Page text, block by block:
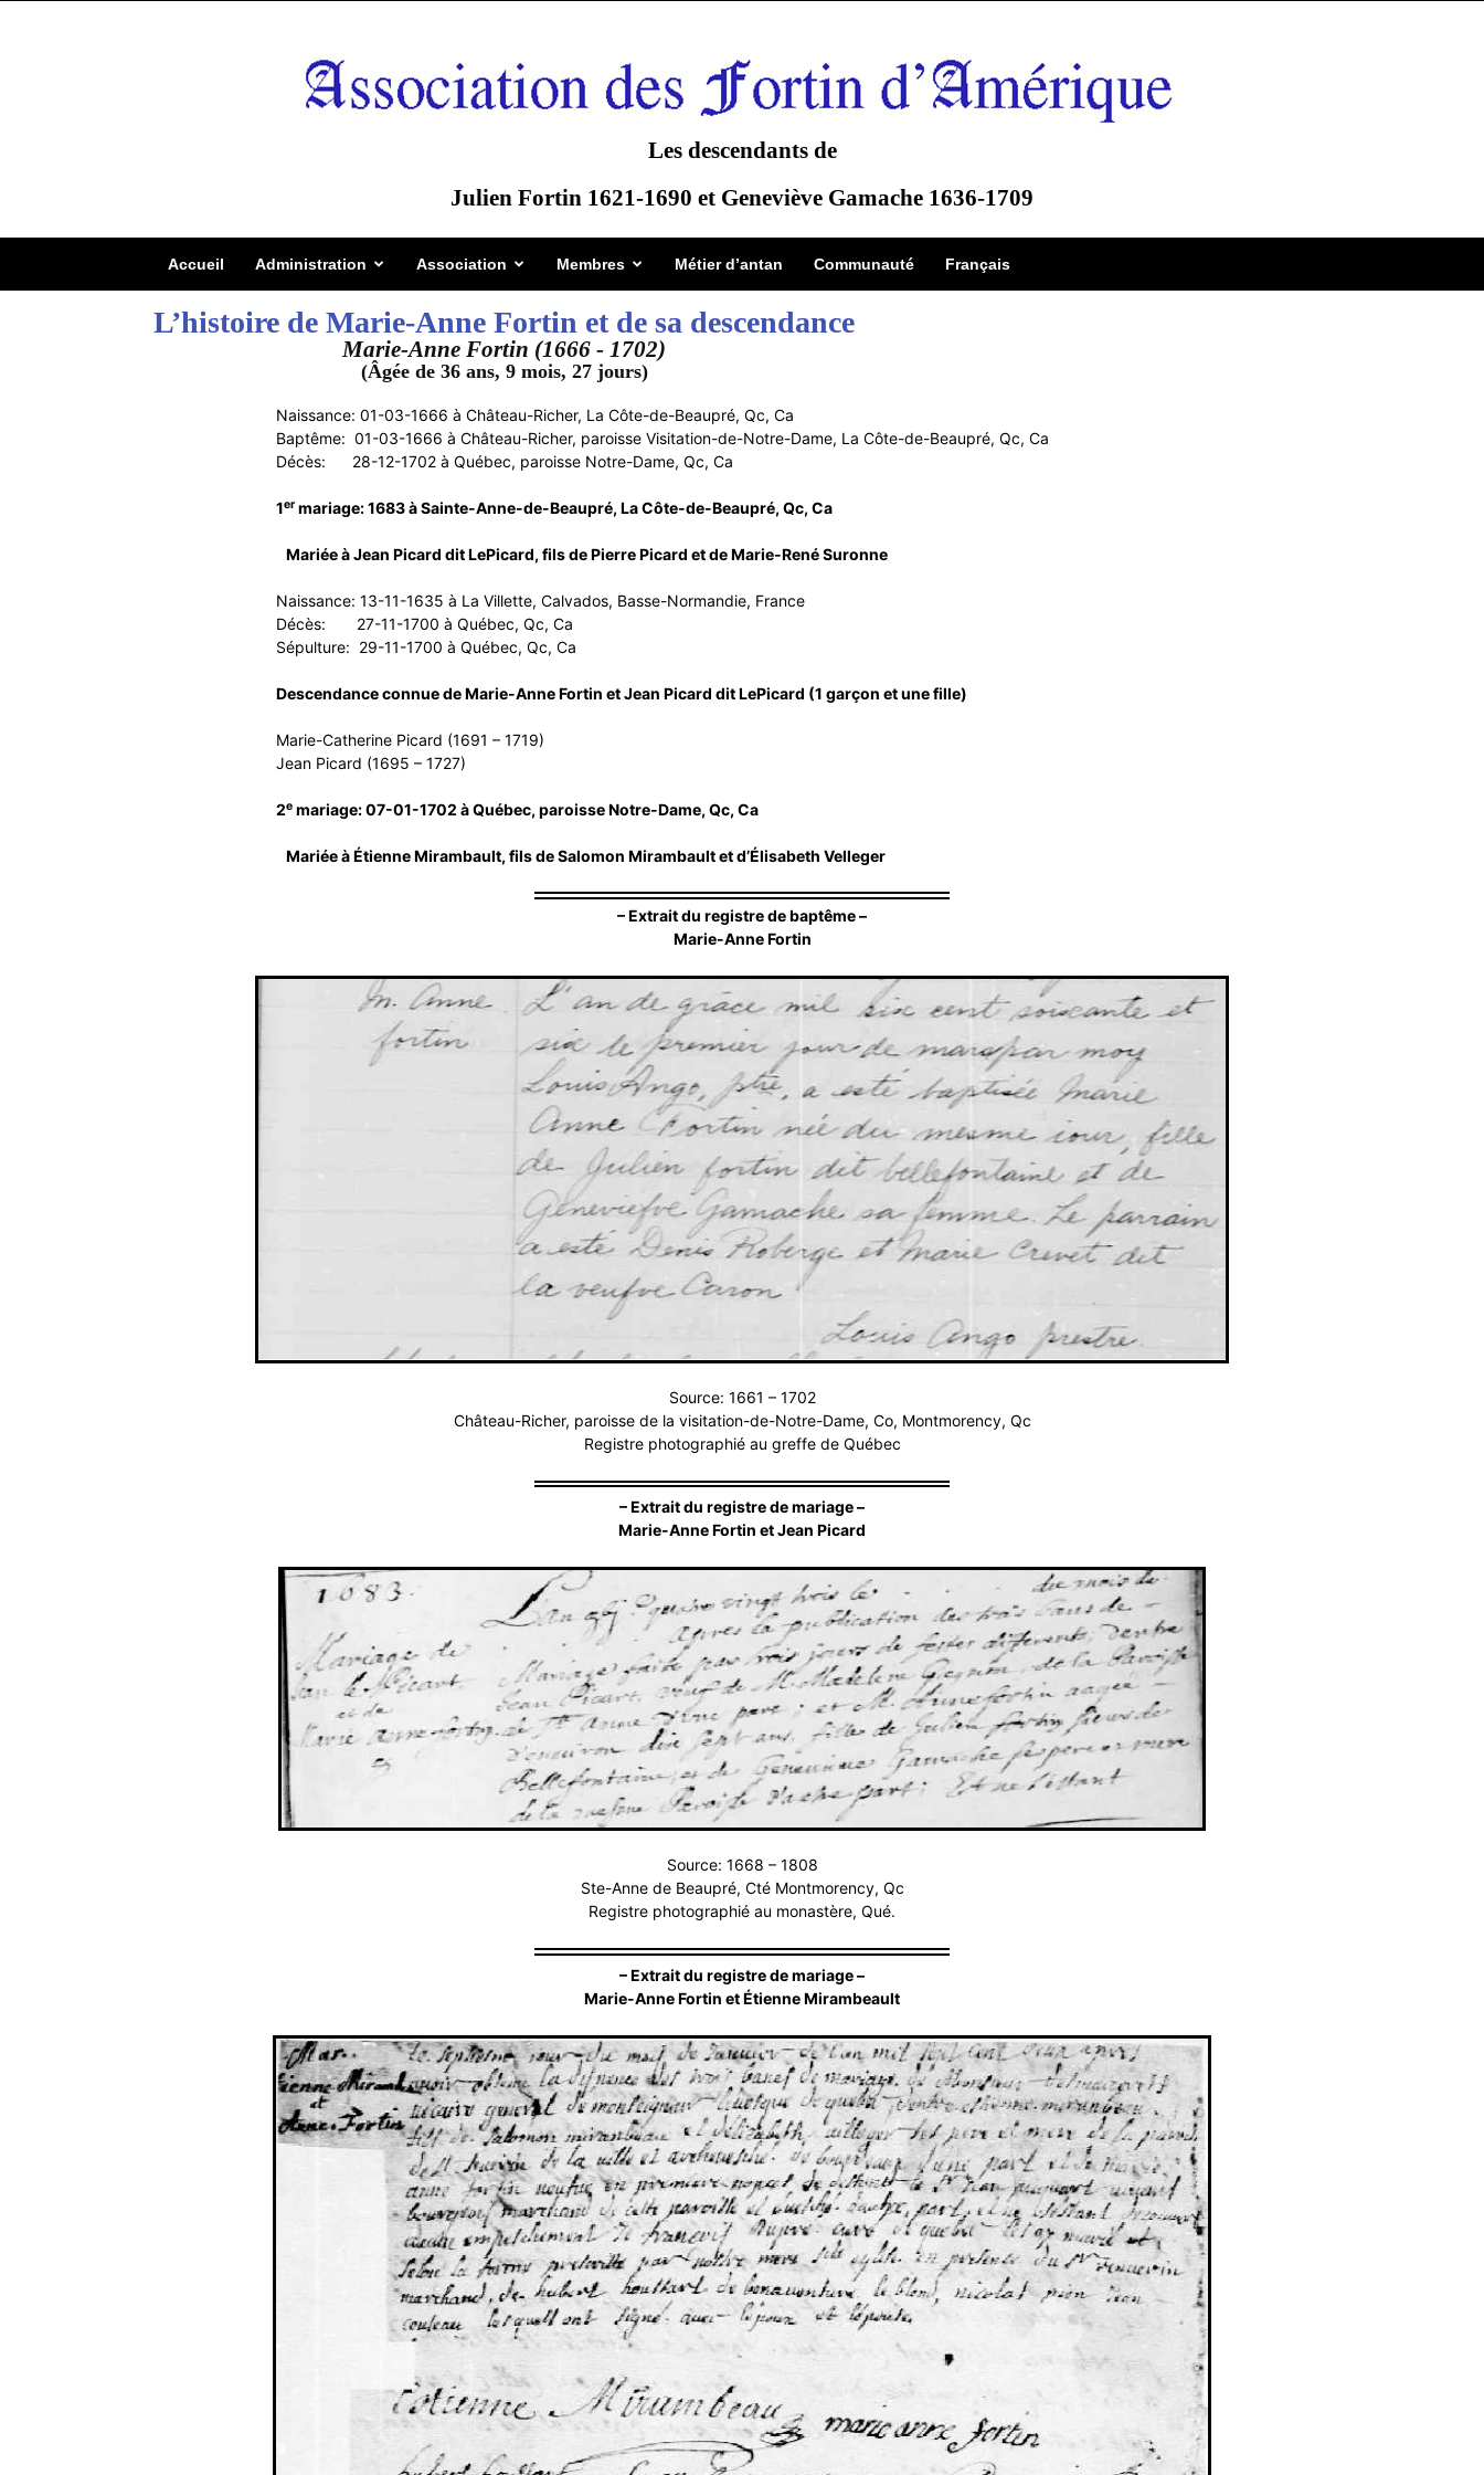
Les descendants de
Julien Fortin 1621-1690 et Geneviève Gamache 1636-1709
Accueil Administration Association Membres Métier d’antan Communauté Français
L’histoire de Marie-Anne Fortin et de sa descendance
Marie-Anne Fortin (1666 - 1702)
(Âgée de 36 ans, 9 mois, 27 jours)
Naissance: 01-03-1666 à Château-Richer, La Côte-de-Beaupré, Qc, Ca
Baptême: 01-03-1666 à Château-Richer, paroisse Visitation-de-Notre-Dame, La Côte-de-Beaupré, Qc, Ca
Décès: 28-12-1702 à Québec, paroisse Notre-Dame, Qc, Ca
1ermariage: 1683 à Sainte-Anne-de-Beaupré, La Côte-de-Beaupré, Qc, Ca
Mariée à Jean Picard dit LePicard, fils de Pierre Picard et de Marie-René Suronne
Naissance: 13-11-1635 à La Villette, Calvados, Basse-Normandie, France
Décès: 27-11-1700 à Québec, Qc, Ca
Sépulture: 29-11-1700 à Québec, Qc, Ca
Descendance connue de Marie-Anne Fortin et Jean Picard dit LePicard (1 garçon et une fille)
Marie-Catherine Picard (1691 – 1719)
Jean Picard (1695 – 1727)
2emariage: 07-01-1702 à Québec, paroisse Notre-Dame, Qc, Ca
Mariée à Étienne Mirambault, fils de Salomon Mirambault et d’Élisabeth Velleger
– Extrait du registre de baptême –
Marie-Anne Fortin
Source: 1661 – 1702
Château-Richer, paroisse de la visitation-de-Notre-Dame, Co, Montmorency, Qc
Registre photographié au greffe de Québec
– Extrait du registre de mariage –
Marie-Anne Fortin et Jean Picard
Source: 1668 – 1808
Ste-Anne de Beaupré, Cté Montmorency, Qc
Registre photographié au monastère, Qué.
– Extrait du registre de mariage –
Marie-Anne Fortin et Étienne Mirambeault